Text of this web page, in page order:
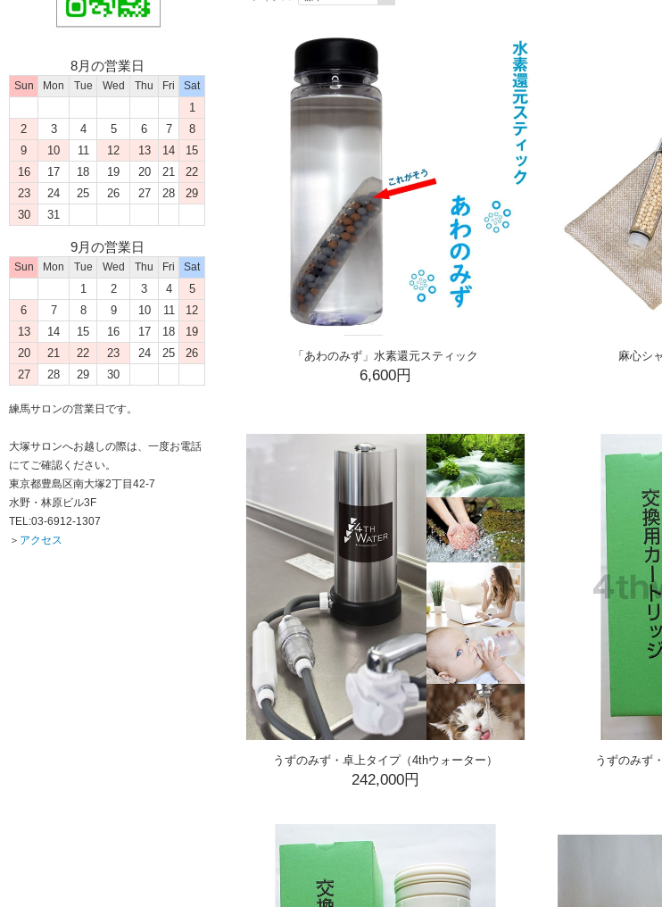
8月の営業日
Sun Mon Tue Wed Thu Fri Sat
1
2
3 4 5 6 7
8
9
10 11 12 13 14
15
16
17 18 19 20 21
22
23
24 25 26 27 28
29
30
31
9月の営業日
Sun Mon Tue Wed Thu Fri Sat
1 2 3 4
5
6
7 8 9 10 11
12
13
14 15 16 17 18
19
20
21 22 23 24 25
26
27
28 29 30
練馬サロンの営業日です。
大塚サロンへお越しの際は、一度お電話
にてご確認ください。
東京都豊島区南大塚2丁目42-7
水野・林原ビル3F
TEL:03-6912-1307
＞ アクセス
「あわのみず」水素還元スティック
6,600円
麻心シ
うずのみず・卓上タイプ（4thウォーター）
242,000円
うずのみず